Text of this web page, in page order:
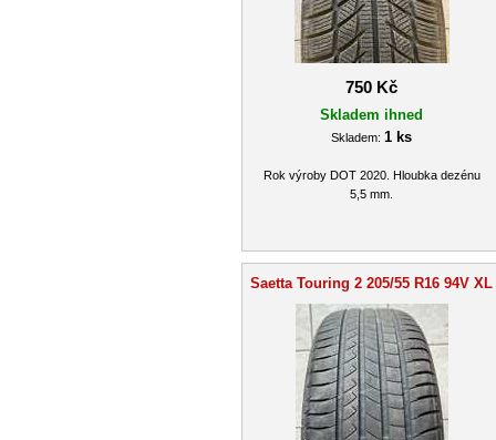
750 Kč
Skladem ihned
Skladem: 1 ks
Rok výroby DOT 2020. Hloubka dezénu
5,5 mm.
Saetta Touring 2 205/55 R16 94V XL